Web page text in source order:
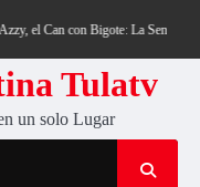
el Can con Bigote: La Sensación
Tulatv
un solo Lugar